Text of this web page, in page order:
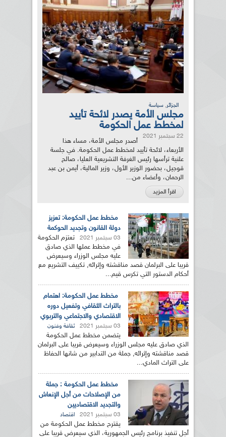
الجزائر, سياسة
مجلس الأمة يصدر لائحة تأييد
لمخطط عمل الحكومة
22 سبتمبر 2021
أصدر مجلس الأمة، مساء هذا
الأربعاء، لائحة تأييد لمخطط عمل الحكومة. في جلسة
علنية ترأسها رئيس الغرفة التشريعية العليا، صالح
قوجيل، بحضور الوزير الأول، وزير المالية، أيمن بن عبد
الرحمان، وأعضاء من...
اقرأ المزيد
مخطط عمل الحكومة: تعزيز
دولة القانون وتجديد الحوكمة
03 سبتمبر 2021
تعتزم الحكومة
في مخطط عملها الذي صادق
عليه مجلس الوزراء وسيعرض
قريبا على البرلمان قصد مناقشته وإثرائه, تكييف التشريع مع
أحكام الدستور التي تكرس قيم...
مخطط عمل الحكومة: اهتمام
بالتراث الثقافي وتفعيل دوره
الاقتصادي والاجتماعي والتربوي
03 سبتمبر 2021 ثقافة وفنون
يتضمن مخطط عمل الحكومة
الذي صادق عليه مجلس الوزراء وسيعرض قريبا على البرلمان
قصد مناقشته وإثرائه, جملة من التدابير من شانها الحفاظ
على التراث المادي...
مخطط عمل الحكومة : جملة
من الإصلاحات من أجل الإنعاش
والتجديد الاقتصاديين
03 سبتمبر 2021 اقتصاد
يقترح مخطط عمل الحكومة من
أجل تنفيذ برنامج رئيس الجمهورية، الذي سيعرض قريبا على